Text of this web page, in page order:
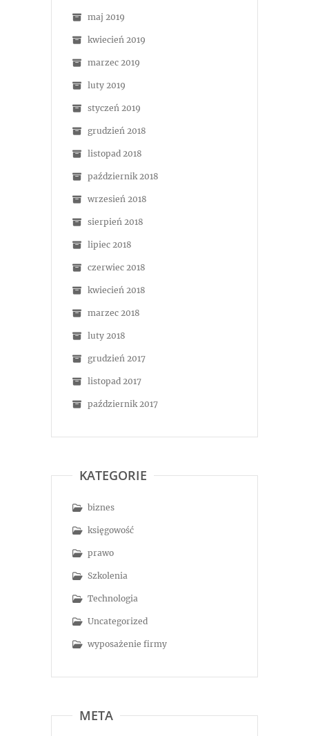
maj 2019
kwiecień 2019
marzec 2019
luty 2019
styczeń 2019
grudzień 2018
listopad 2018
październik 2018
wrzesień 2018
sierpień 2018
lipiec 2018
czerwiec 2018
kwiecień 2018
marzec 2018
luty 2018
grudzień 2017
listopad 2017
październik 2017
KATEGORIE
biznes
księgowość
prawo
Szkolenia
Technologia
Uncategorized
wyposażenie firmy
META